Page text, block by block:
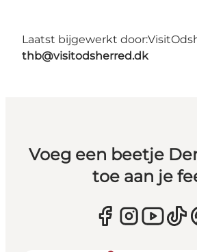
Laatst bijgewerkt door:
thb@visitodsherred.dk
Voeg een beetje
toe aan je